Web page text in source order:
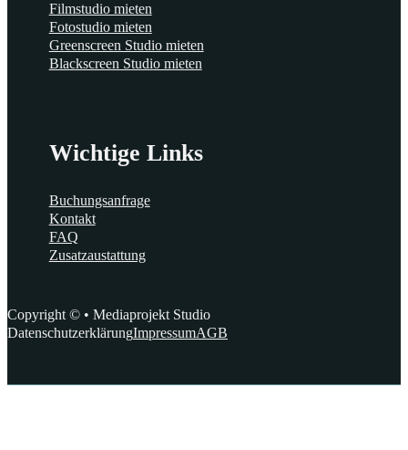
Filmstudio mieten
Fotostudio mieten
Greenscreen Studio mieten
Blackscreen Studio mieten
Wichtige Links
Buchungsanfrage
Kontakt
FAQ
Zusatzaustattung
Copyright © • Mediaprojekt Studio
DatenschutzerklärungImpressumAGB